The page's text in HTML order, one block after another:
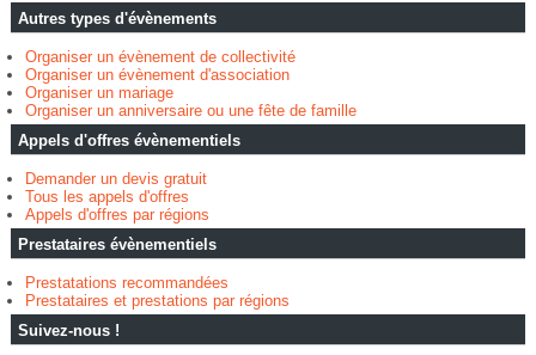
Autres types d'évènements
Organiser un évènement de collectivité
Organiser un évènement d'association
Organiser un mariage
Organiser un anniversaire ou une fête de famille
Appels d'offres évènementiels
Demander un devis gratuit
Tous les appels d'offres
Appels d'offres par régions
Prestataires évènementiels
Prestatations recommandées
Prestataires et prestations par régions
Suivez-nous !